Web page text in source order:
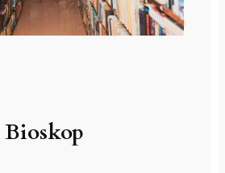
Bioskop